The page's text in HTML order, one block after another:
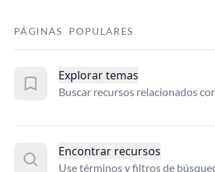
PÁGINAS POPULARES
Explorar temas
Buscar recursos relacionados
Encontrar recursos
Use términos y filtros de